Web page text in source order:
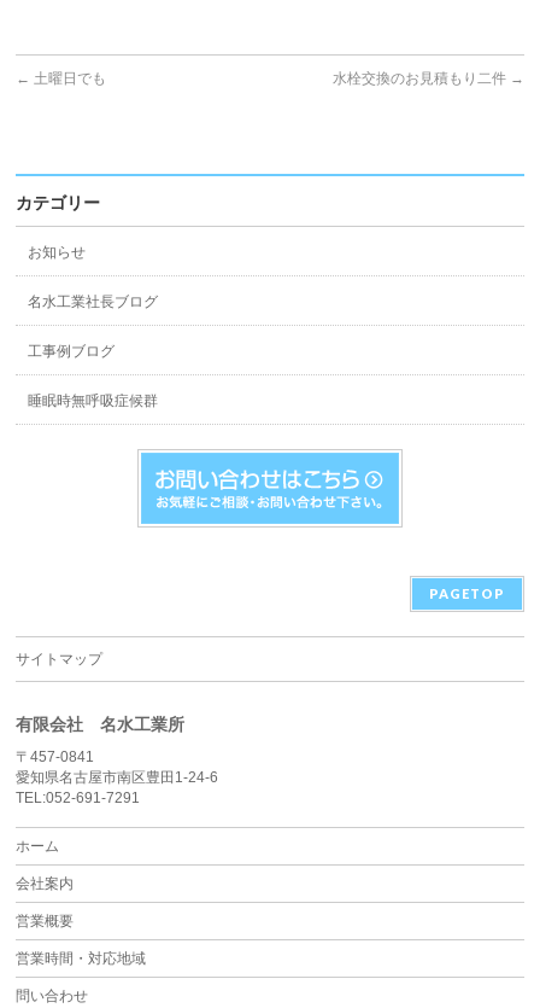
← 土曜日でも 水栓交換のお見積もり二件 →
カテゴリー
お知らせ
名水工業社長ブログ
工事例ブログ
睡眠時無呼吸症候群
PAGETOP
サイトマップ
有限会社 名水工業所
〒457-0841
愛知県名古屋市南区豊田1-24-6
TEL:052-691-7291
ホーム
会社案内
営業概要
営業時間・対応地域
問い合わせ